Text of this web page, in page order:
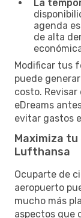
La
agenda
de alta
Modificar tus
puede
costo.
eDreams
evitar gastos
Maximiza
Lufthansa
Ocuparte de
aeropuerto
mucho más
aspectos que